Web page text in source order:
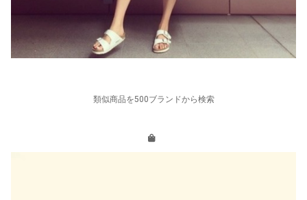
類似商品を500ブランドから検索